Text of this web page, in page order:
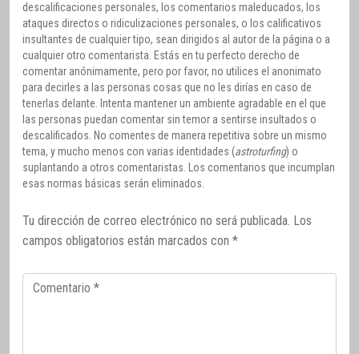
descalificaciones personales, los comentarios maleducados, los
ataques directos o ridiculizaciones personales, o los calificativos
insultantes de cualquier tipo, sean dirigidos al autor de la página o a
cualquier otro comentarista. Estás en tu perfecto derecho de
comentar anónimamente, pero por favor, no utilices el anonimato
para decirles a las personas cosas que no les dirías en caso de
tenerlas delante. Intenta mantener un ambiente agradable en el que
las personas puedan comentar sin temor a sentirse insultados o
descalificados. No comentes de manera repetitiva sobre un mismo
tema, y mucho menos con varias identidades (astroturfing) o
suplantando a otros comentaristas. Los comentarios que incumplan
esas normas básicas serán eliminados.
Tu dirección de correo electrónico no será publicada. Los
campos obligatorios están marcados con *
Comentario